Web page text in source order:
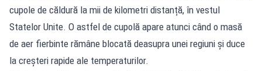
cupole de căldură la mii de kilometri distanță, în vestul
Statelor Unite. O astfel de cupolă apare atunci când o masă
de aer fierbinte rămâne blocată deasupra unei regiuni și duce
la creșteri rapide ale temperaturilor.